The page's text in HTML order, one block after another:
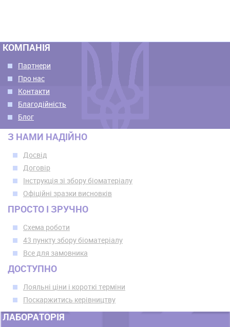
КОМПАНІЯ
Партнери
Про нас
Контакти
Благодійність
Блог
З НАМИ НАДІЙНО
Досвід
Договір
Інструкція зі збору біоматеріалу
Офіційні зразки висновків
ПРОСТО І ЗРУЧНО
Схема роботи
43 пункту збору біоматеріалу
Все для замовника
ДОСТУПНО
Лояльні ціни і короткі терміни
Поскаржитись керівництву
ЛАБОРАТОРІЯ